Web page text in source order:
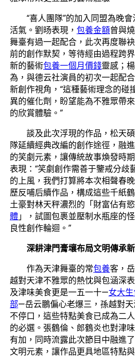
“喜人團隊”的加入同盟為晚
活氣。劉旸表現， 包養金額曾與
舞臺有過一起配合，此次再度聯
前的創作默契，等待經由過程跨
新的藝術包養一個月價錢靈感；
為，與德云社演員的初次一起配
新創作視角，“這種藝術理念的碰
異的催化劑，盼望能為不雅眾帶
的欣賞體驗。”
談及此次浮現的作品，松天
隊延續經典改編的創作途徑，融
的笑劇元素，讓傳統故事煥發時
表現：“笑劇創作需善于鑒戒分歧
的上風，我們打算將本次相聲春
歷反哺后續作品，構成這些千紙
土豪對林天秤濃烈的「財富佔有慾
體」，試圖包裹並壓制水瓶座的
良性創作輪迴。”
深耕津門膏壤布局文明傳承
作為天津舞臺的常包養客，
越對天津不雅眾的熱忱與包涵深
及津味美食更是一五一十—女大
部—岳云鵬偏心老爆三，孫越對
不停口，這些特點美食已成為二
的必選。張鶴倫、郎鶴炎也對津
有加，同時流露此次節目中融進
文明元素，讓作品更具地區特點